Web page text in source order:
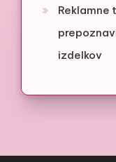
Reklamne
izdelkov